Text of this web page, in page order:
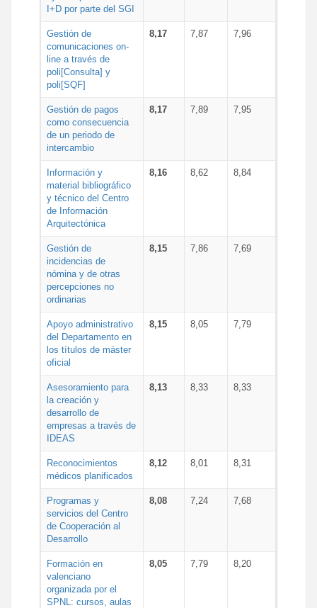
I+D por parte del SGI
Gestión de
comunicaciones on-
line a través de
poli[Consulta] y
poli[SQF]
8,17 7,87 7,96
Gestión de pagos
como consecuencia
de un periodo de
intercambio
8,17 7,89 7,95
Información y
material bibliográfico
y técnico del Centro
de Información
Arquitectónica
8,16 8,62 8,84
Gestión de
incidencias de
nómina y de otras
percepciones no
ordinarias
8,15 7,86 7,69
Apoyo administrativo
del Departamento en
los títulos de máster
oficial
8,15 8,05 7,79
Asesoramiento para
la creación y
desarrollo de
empresas a través de
IDEAS
8,13 8,33 8,33
Reconocimientos
médicos planificados
8,12 8,01 8,31
Programas y
servicios del Centro
de Cooperación al
Desarrollo
8,08 7,24 7,68
Formación en
valenciano
organizada por el
SPNL: cursos, aulas
8,05 7,79 8,20